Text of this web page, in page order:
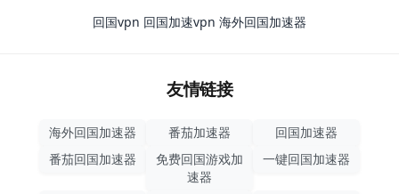
回国vpn 回国加速vpn 海外回国加速器
友情链接
海外回国加速器 番茄加速器
回国加速器
番茄回国加速器
免费回国游戏加
速器
一键回国加速器